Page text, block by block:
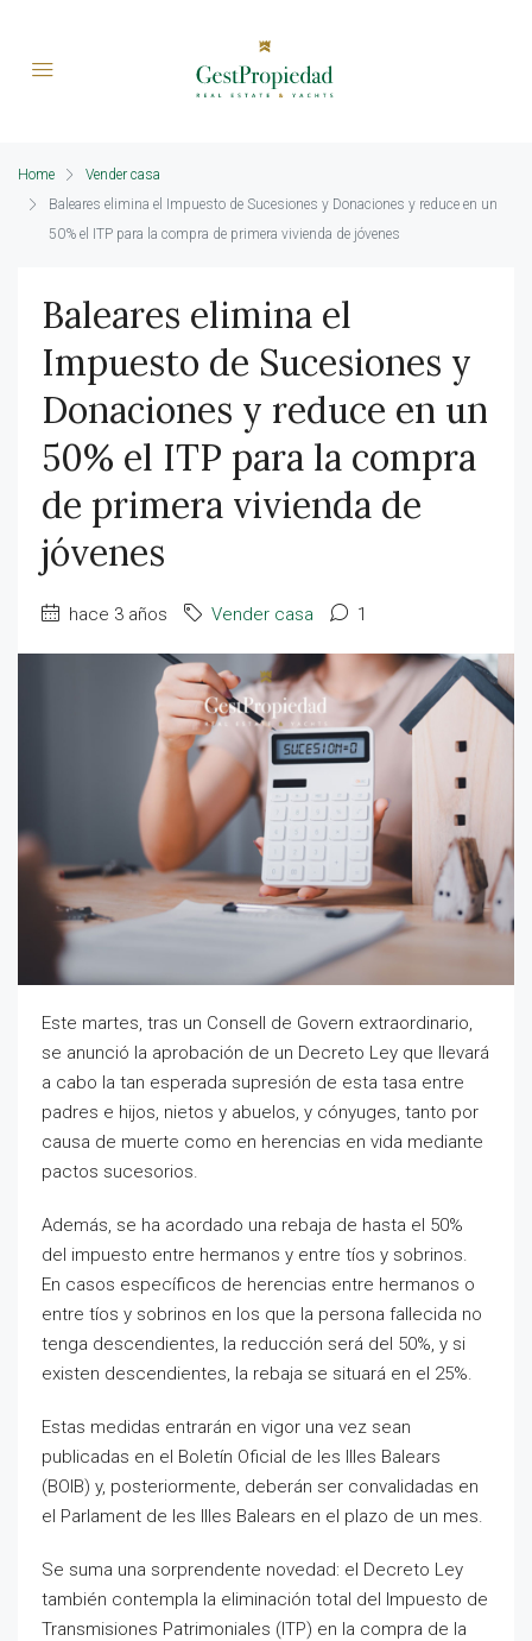
Home
Vender casa
Baleares elimina el Impuesto de Sucesiones y Donaciones y reduce en un
50% el ITP para la compra de primera vivienda de jóvenes
Baleares elimina el
Impuesto de Sucesiones y
Donaciones y reduce en un
50% el ITP para la compra
de primera vivienda de
jóvenes
hace 3 años Vender casa 1
Este martes, tras un Consell de Govern extraordinario,
se anunció la aprobación de un Decreto Ley que llevará
a cabo la tan esperada supresión de esta tasa entre
padres e hijos, nietos y abuelos, y cónyuges, tanto por
causa de muerte como en herencias en vida mediante
pactos sucesorios.
Además, se ha acordado una rebaja de hasta el 50%
del impuesto entre hermanos y entre tíos y sobrinos.
En casos específicos de herencias entre hermanos o
entre tíos y sobrinos en los que la persona fallecida no
tenga descendientes, la reducción será del 50%, y si
existen descendientes, la rebaja se situará en el 25%.
Estas medidas entrarán en vigor una vez sean
publicadas en el Boletín Oficial de les Illes Balears
(BOIB) y, posteriormente, deberán ser convalidadas en
el Parlament de les Illes Balears en el plazo de un mes.
Se suma una sorprendente novedad: el Decreto Ley
también contempla la eliminación total del Impuesto de
Transmisiones Patrimoniales (ITP) en la compra de la